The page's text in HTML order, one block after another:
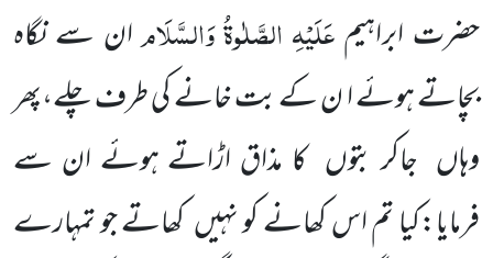
حضرت ابراہیمعَلَیْہِ الصَّلٰوۃُوَالسَّلَامان سے نگاہ
بچاتے ہوئے ا ن کے بت خانے کی طرف چلے،پھر
وہاں جاکر بتوں کا مذاق اڑاتے ہوئے ان سے
فرمایا:کیا تم اس کھانے کو نہیں کھاتے جو تمہارے